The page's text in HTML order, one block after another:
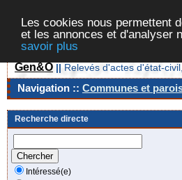
Les cookies nous permettent
et les annonces et d'analyser
savoir plus
Gen&O || Relevés d'actes d'état-
Navigation :: Communes et
Recherche directe
Intéressé(e)